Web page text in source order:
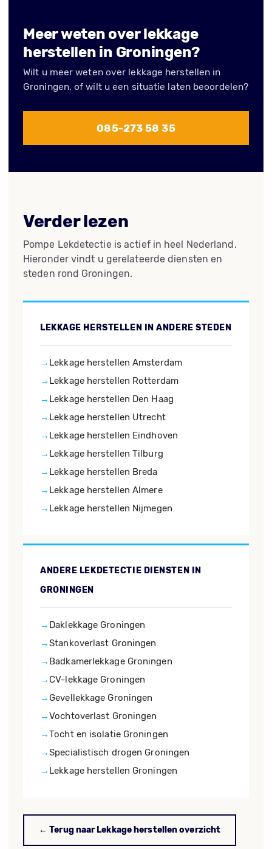
Meer weten over lekkage
herstellen in Groningen?
Wilt u meer weten over lekkage herstellen in
Groningen, of wilt u een situatie laten beoordelen?
085-273 58 35
Verder lezen
Pompe Lekdetectie is actief in heel Nederland.
Hieronder vindt u gerelateerde diensten en
steden rond Groningen.
LEKKAGE HERSTELLEN IN ANDERE STEDEN
Lekkage herstellen Amsterdam
Lekkage herstellen Rotterdam
Lekkage herstellen Den Haag
Lekkage herstellen Utrecht
Lekkage herstellen Eindhoven
Lekkage herstellen Tilburg
Lekkage herstellen Breda
Lekkage herstellen Almere
Lekkage herstellen Nijmegen
ANDERE LEKDETECTIE DIENSTEN IN
GRONINGEN
Daklekkage Groningen
Stankoverlast Groningen
Badkamerlekkage Groningen
CV-lekkage Groningen
Gevellekkage Groningen
Vochtoverlast Groningen
Tocht en isolatie Groningen
Specialistisch drogen Groningen
Lekkage herstellen Groningen
← Terug naar Lekkage herstellen overzicht